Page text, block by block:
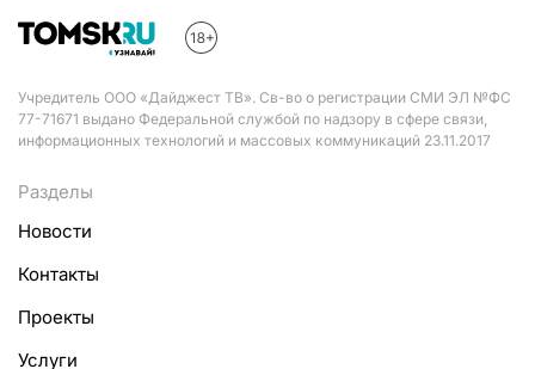
Учредитель ООО «Дайджест ТВ». Св-во о регистрации СМИ ЭЛ №ФС
77-71671 выдано Федеральной службой по надзору в сфере связи,
информационных технологий и массовых коммуникаций 23.11.2017
Разделы
Новости
Контакты
Проекты
Услуги